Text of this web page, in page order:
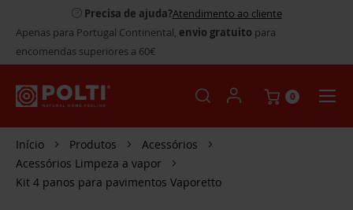
Precisa de ajuda?Atendimento ao cliente
Apenas para Portugal Continental, envio gratuito para
encomendas superiores a 60€
0
Início Produtos
Acessórios
Acessórios Limpeza a vapor
Kit 4 panos para pavimentos Vaporetto